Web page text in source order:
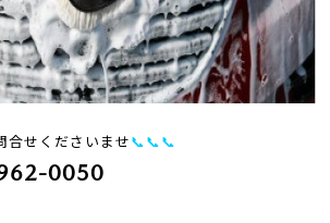
合せくださいませ 📞📞📞
0050